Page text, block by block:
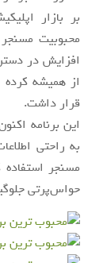
بر بازار
محبوبیت
افزایش در
قرار داشت.
این برنامه
به راحتی
مسنجر
حواس‌پرتی